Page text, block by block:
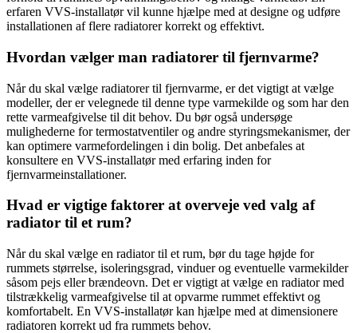
erfaren VVS-installatør vil kunne hjælpe med at designe og udføre
installationen af flere radiatorer korrekt og effektivt.
Hvordan vælger man radiatorer til fjernvarme?
Når du skal vælge radiatorer til fjernvarme, er det vigtigt at vælge
modeller, der er velegnede til denne type varmekilde og som har den
rette varmeafgivelse til dit behov. Du bør også undersøge
mulighederne for termostatventiler og andre styringsmekanismer, der
kan optimere varmefordelingen i din bolig. Det anbefales at
konsultere en VVS-installatør med erfaring inden for
fjernvarmeinstallationer.
Hvad er vigtige faktorer at overveje ved valg af
radiator til et rum?
Når du skal vælge en radiator til et rum, bør du tage højde for
rummets størrelse, isoleringsgrad, vinduer og eventuelle varmekilder
såsom pejs eller brændeovn. Det er vigtigt at vælge en radiator med
tilstrækkelig varmeafgivelse til at opvarme rummet effektivt og
komfortabelt. En VVS-installatør kan hjælpe med at dimensionere
radiatoren korrekt ud fra rummets behov.